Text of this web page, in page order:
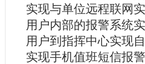
实现与单位远程联网
用户内部的报警系统
用户到指挥中心实现
实现手机值班短信报